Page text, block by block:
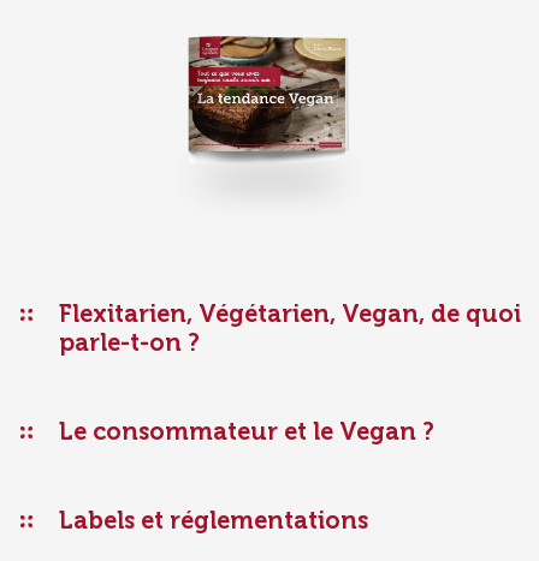
Farines & Semoules
Ingrédients de panification
Flexitarien, Végétarien, Vegan, de quoi
parle-t-on ?
Le consommateur et le Vegan ?
Labels et réglementations